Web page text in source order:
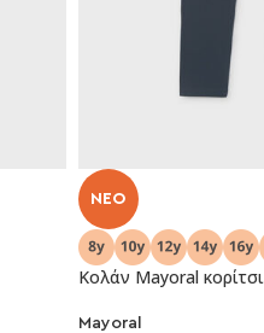
NEO
Κολάν Mayoral κορίτσι
Mayoral